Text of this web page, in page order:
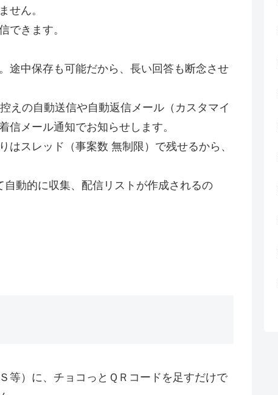
せん。
できます。
途中保存も可能だから、長い回答も断念させ
えの自動送信や自動返信メール（カスタマイ
信メール通知でお知らせします。
スレッド（事案数 無制限）で残せるから、
動的に収集、配信リストが作成されるの
等）に、チョコっとＱＲコードを足すだけで